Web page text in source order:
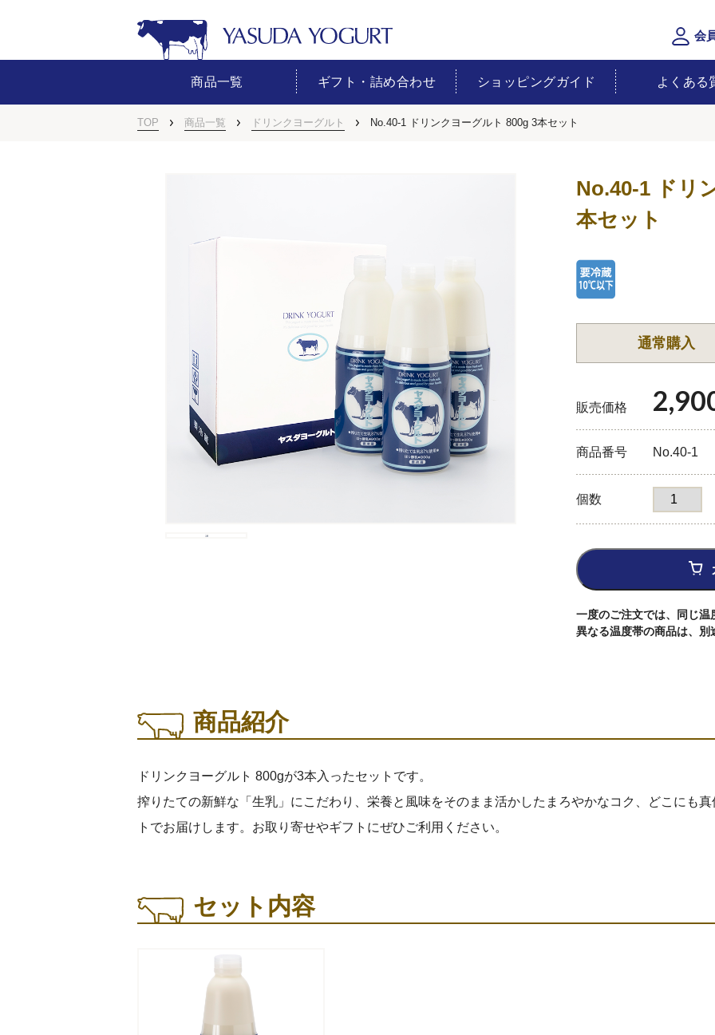
会
商品一覧 ギフト・詰め合わせ ショッピングガイド よくある
TOP 商品一覧 ドリンクヨーグルト No.40-1 ドリンクヨーグルト 800g 3本セット
No.40-1 ドリ
本セット
通常購入
販売価格
商品番号 No.40-1
個数
一度のご注文では、同じ
異なる温度帯の商品は、
商品紹介
ドリンクヨーグルト 800gが3本入ったセットです。
搾りたての新鮮な「生乳」にこだわり、栄養と風味をそのまま活かしたまろやかなコク、どこにも
トでお届けします。お取り寄せやギフトにぜひご利用ください。
セット内容